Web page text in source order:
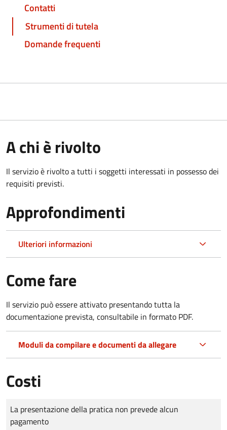
Contatti
Strumenti di tutela
Domande frequenti
A chi è rivolto
Il servizio è rivolto a tutti i soggetti interessati in possesso dei
requisiti previsti.
Approfondimenti
Ulteriori informazioni
Come fare
Il servizio può essere attivato presentando tutta la
documentazione prevista, consultabile in formato PDF.
Moduli da compilare e documenti da allegare
Costi
Tipo di pagamento
Importo
La presentazione della pratica non prevede alcun
pagamento